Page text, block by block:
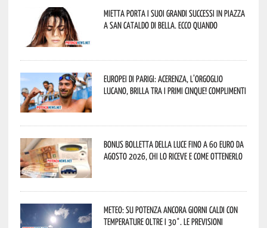
Mietta porta i suoi grandi successi in piazza
a San Cataldo di Bella. Ecco quando
Europei di Parigi: Acerenza, l’orgoglio
lucano, brilla tra i primi cinque! Complimenti
Bonus bolletta della luce fino a 60 euro da
agosto 2026, chi lo riceve e come ottenerlo
Meteo: su Potenza ancora giorni caldi con
temperature oltre i 30°. Le previsioni